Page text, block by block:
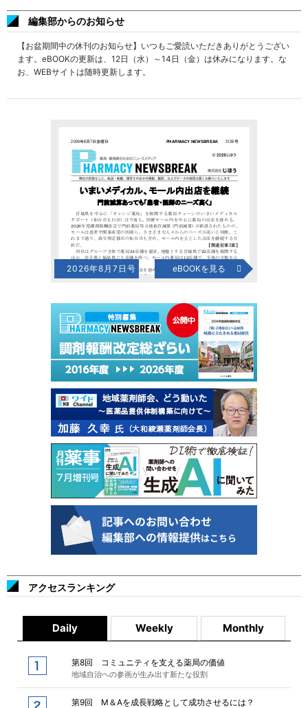
編集部からのお知らせ
【お盆期間中の休刊のお知らせ】いつもご愛読いただきありがとうござい
ます。eBOOKの更新は、12日（水）～14日（金）は休みになります。な
お、WEBサイトは随時更新します。
2026年8月7日号 eBOOKを見る
アクセスランキング
Daily Weekly Monthly
第8回 コミュニティを支える薬局の価値
地域自治への参画が生み出す新たな役割
第9回 M＆Aを成長戦略として成功させるには？